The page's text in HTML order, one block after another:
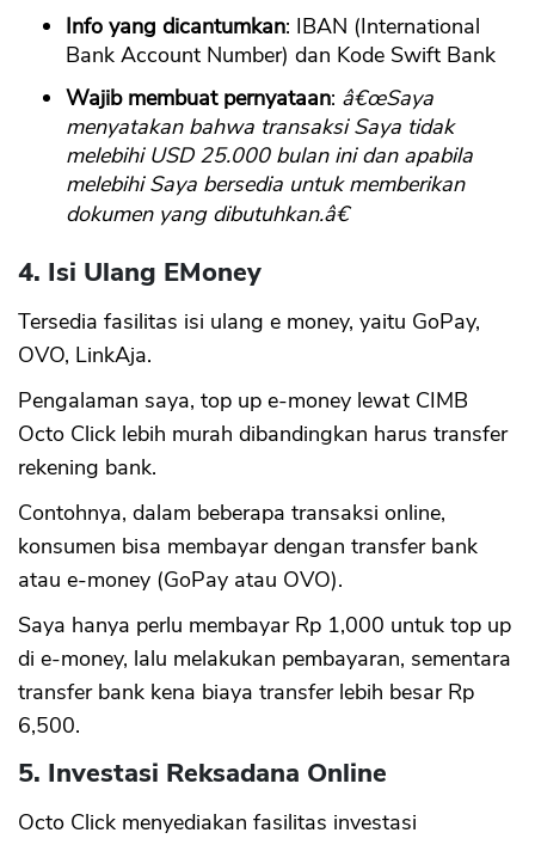
Info yang dicantumkan: IBAN (International
Bank Account Number) dan Kode Swift Bank
Wajib membuat pernyataan: â€œSaya
menyatakan bahwa transaksi Saya tidak
melebihi USD 25.000 bulan ini dan apabila
melebihi Saya bersedia untuk memberikan
dokumen yang dibutuhkan.â€
4. Isi Ulang EMoney
Tersedia fasilitas isi ulang e money, yaitu GoPay,
OVO, LinkAja.
Pengalaman saya, top up e-money lewat CIMB
Octo Click lebih murah dibandingkan harus transfer
rekening bank.
Contohnya, dalam beberapa transaksi online,
konsumen bisa membayar dengan transfer bank
atau e-money (GoPay atau OVO).
Saya hanya perlu membayar Rp 1,000 untuk top up
di e-money, lalu melakukan pembayaran, sementara
transfer bank kena biaya transfer lebih besar Rp
6,500.
5. Investasi Reksadana Online
Octo Click menyediakan fasilitas investasi